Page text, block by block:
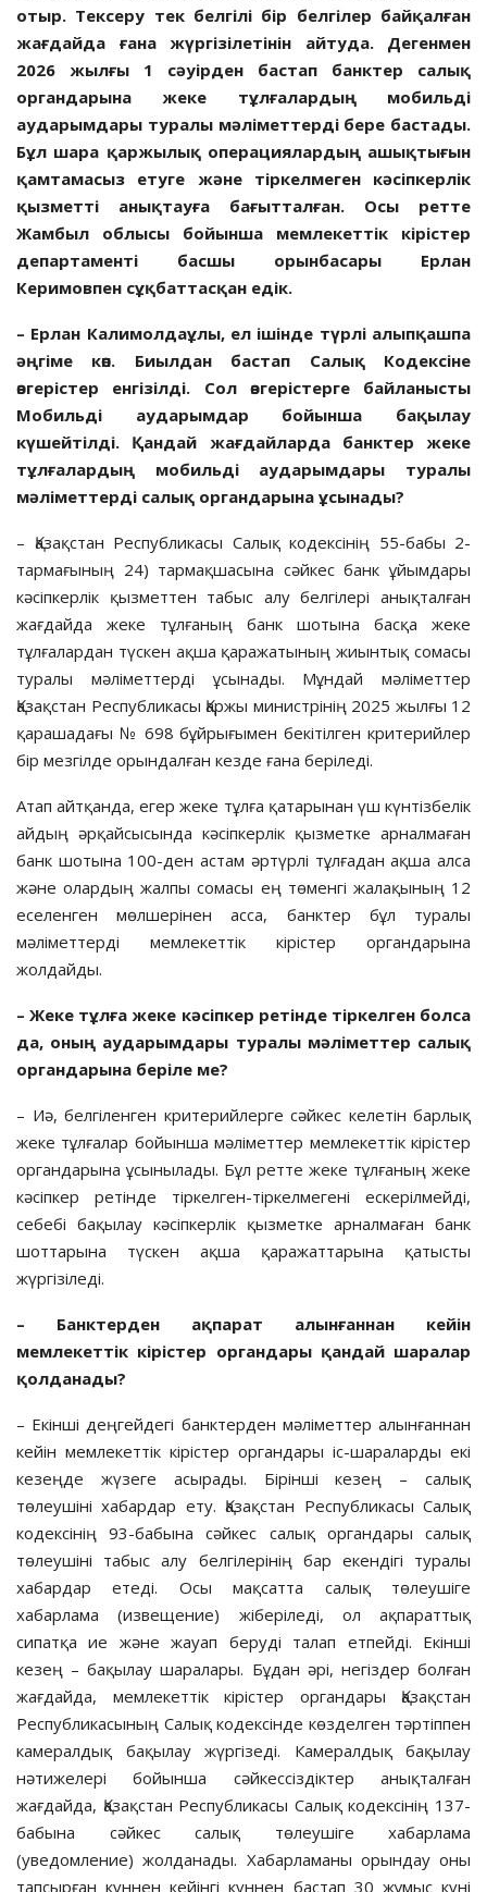
отыр. Тексеру тек белгілі бір белгілер байқалған
жағдайда ғана жүргізілетінін айтуда. Дегенмен
2026 жылғы 1 сәуірден бастап банктер салық
органдарына жеке тұлғалардың мобильді
аударымдары туралы мәліметтерді бере бастады.
Бұл шара қаржылық операциялардың ашықтығын
қамтамасыз етуге және тіркелмеген кәсіпкерлік
қызметті анықтауға бағытталған. Осы ретте
Жамбыл облысы бойынша мемлекеттік кірістер
департаменті басшы орынбасары Ерлан
Керимовпен сұқбаттасқан едік.
– Ерлан Калимолдаұлы, ел ішінде түрлі алыпқашпа
әңгіме көп. Биылдан бастап Салық Кодексіне
өзгерістер енгізілді. Сол өзгерістерге байланысты
Мобильді аударымдар бойынша бақылау
күшейтілді. Қандай жағдайларда банктер жеке
тұлғалардың мобильді аударымдары туралы
мәліметтерді салық органдарына ұсынады?
– Қазақстан Республикасы Салық кодексінің 55-бабы 2-
тармағының 24) тармақшасына сәйкес банк ұйымдары
кәсіпкерлік қызметтен табыс алу белгілері анықталған
жағдайда жеке тұлғаның банк шотына басқа жеке
тұлғалардан түскен ақша қаражатының жиынтық сомасы
туралы мәліметтерді ұсынады. Мұндай мәліметтер
Қазақстан Республикасы Қаржы министрінің 2025 жылғы 12
қарашадағы № 698 бұйрығымен бекітілген критерийлер
бір мезгілде орындалған кезде ғана беріледі.
Атап айтқанда, егер жеке тұлға қатарынан үш күнтізбелік
айдың әрқайсысында кәсіпкерлік қызметке арналмаған
банк шотына 100-ден астам әртүрлі тұлғадан ақша алса
және олардың жалпы сомасы ең төменгі жалақының 12
еселенген мөлшерінен асса, банктер бұл туралы
мәліметтерді мемлекеттік кірістер органдарына
жолдайды.
– Жеке тұлға жеке кәсіпкер ретінде тіркелген болса
да, оның аударымдары туралы мәліметтер салық
органдарына беріле ме?
– Иә, белгіленген критерийлерге сәйкес келетін барлық
жеке тұлғалар бойынша мәліметтер мемлекеттік кірістер
органдарына ұсынылады. Бұл ретте жеке тұлғаның жеке
кәсіпкер ретінде тіркелген-тіркелмегені ескерілмейді,
себебі бақылау кәсіпкерлік қызметке арналмаған банк
шоттарына түскен ақша қаражаттарына қатысты
жүргізіледі.
– Банктерден ақпарат алынғаннан кейін
мемлекеттік кірістер органдары қандай шаралар
қолданады?
– Екінші деңгейдегі банктерден мәліметтер алынғаннан
кейін мемлекеттік кірістер органдары іс-шараларды екі
кезеңде жүзеге асырады. Бірінші кезең – салық
төлеушіні хабардар ету. Қазақстан Республикасы Салық
кодексінің 93-бабына сәйкес салық органдары салық
төлеушіні табыс алу белгілерінің бар екендігі туралы
хабардар етеді. Осы мақсатта салық төлеушіге
хабарлама (извещение) жіберіледі, ол ақпараттық
сипатқа ие және жауап беруді талап етпейді. Екінші
кезең – бақылау шаралары. Бұдан әрі, негіздер болған
жағдайда, мемлекеттік кірістер органдары Қазақстан
Республикасының Салық кодексінде көзделген тәртіппен
камералдық бақылау жүргізеді. Камералдық бақылау
нәтижелері бойынша сәйкессіздіктер анықталған
жағдайда, Қазақстан Республикасы Салық кодексінің 137-
бабына сәйкес салық төлеушіге хабарлама
(уведомление) жолданады. Хабарламаны орындау оны
тапсырған күннен кейінгі күннен бастап 30 жұмыс күні